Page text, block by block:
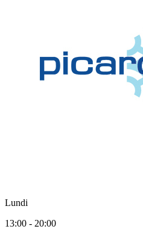
Lundi
13:00 - 20:00